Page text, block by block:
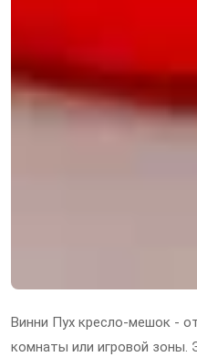
Винни Пух кресло-мешок -
комнаты или игровой зоны.